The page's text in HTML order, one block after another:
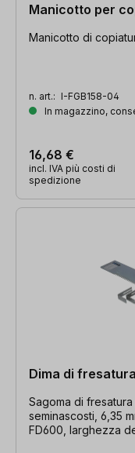
Manicotto per
Manicotto di
n. art.: I-FGB158-04
In magazzino,
16,68 €
incl. IVA più costi di
spedizione
Dima di
Sagoma di
seminascosti, 6,35
FD600, larghezza